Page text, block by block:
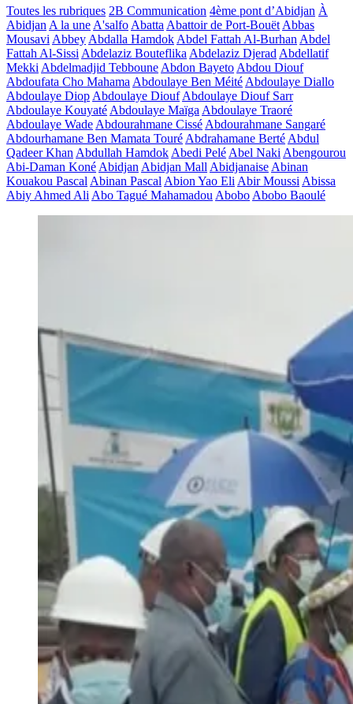
Toutes les rubriques 2B Communication 4ème pont d’Abidjan À
Abidjan A la une A'salfo Abatta Abattoir de Port-Bouët Abbas
Mousavi Abbey Abdalla Hamdok Abdel Fattah Al-Burhan Abdel
Fattah Al-Sissi Abdelaziz Bouteflika Abdelaziz Djerad Abdellatif
Mekki Abdelmadjid Tebboune Abdon Bayeto Abdou Diouf
Abdoufata Cho Mahama Abdoulaye Ben Méité Abdoulaye Diallo
Abdoulaye Diop Abdoulaye Diouf Abdoulaye Diouf Sarr
Abdoulaye Kouyaté Abdoulaye Maïga Abdoulaye Traoré
Abdoulaye Wade Abdourahmane Cissé Abdourahmane Sangaré
Abdourhamane Ben Mamata Touré Abdrahamane Berté Abdul
Qadeer Khan Abdullah Hamdok Abedi Pelé Abel Naki Abengourou
Abi-Daman Koné Abidjan Abidjan Mall Abidjanaise Abinan
Kouakou Pascal Abinan Pascal Abion Yao Eli Abir Moussi Abissa
Abiy Ahmed Ali Abo Tagué Mahamadou Abobo Abobo Baoulé